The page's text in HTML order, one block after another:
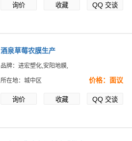
询价 收藏 QQ 交谈
酒泉草莓农膜生产
品牌：进宏塑化,安阳地膜,
所在地：城中区 价格：面议
询价 收藏 QQ 交谈